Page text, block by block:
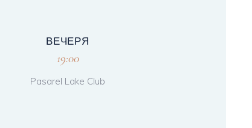
ВЕЧЕРЯ
19:00
Pasarel Lake Club